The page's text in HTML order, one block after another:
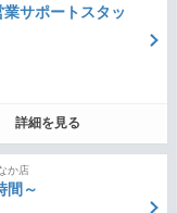
サポートスタッ
詳細を見る
か店
間～